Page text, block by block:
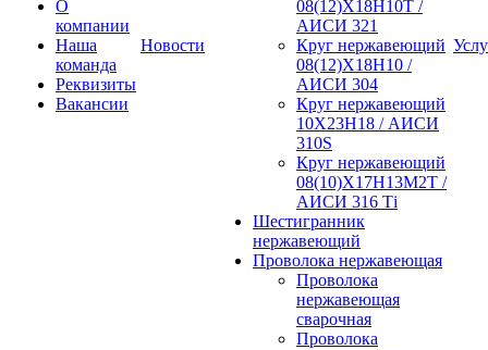
О
компании
Наша
команда
Реквизиты
Вакансии
Новости
08(12)Х18Н10Т /
АИСИ 321
Круг нержавеющий
08(12)Х18Н10 /
АИСИ 304
Круг нержавеющий
10Х23Н18 / АИСИ
310S
Круг нержавеющий
08(10)Х17Н13М2Т /
АИСИ 316 Тi
Шестигранник
нержавеющий
Проволока нержавеющая
Проволока
нержавеющая
сварочная
Проволока